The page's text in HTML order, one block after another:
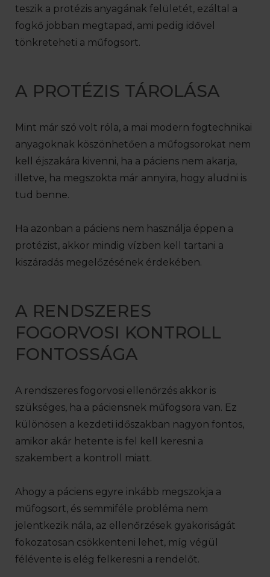
teszik a protézis anyagának felületét, ezáltal a
fogkő jobban megtapad, ami pedig idővel
tönkreteheti a műfogsort.
A PROTÉZIS TÁROLÁSA
Mint már szó volt róla, a mai modern fogtechnikai
anyagoknak köszönhetően a műfogsorokat nem
kell éjszakára kivenni, ha a páciens nem akarja,
illetve, ha megszokta már annyira, hogy aludni is
tud benne.
Ha azonban a páciens nem használja éppen a
protézist, akkor mindig vízben kell tartani a
kiszáradás megelőzésének érdekében.
A RENDSZERES
FOGORVOSI KONTROLL
FONTOSSÁGA
A rendszeres fogorvosi ellenőrzés akkor is
szükséges, ha a páciensnek műfogsora van. Ez
különösen a kezdeti időszakban nagyon fontos,
amikor akár hetente is fel kell keresni a
szakembert a kontroll miatt.
Ahogy a páciens egyre inkább megszokja a
műfogsort, és semmiféle probléma nem
jelentkezik nála, az ellenőrzések gyakoriságát
fokozatosan csökkenteni lehet, míg végül
félévente is elég felkeresni a rendelőt.